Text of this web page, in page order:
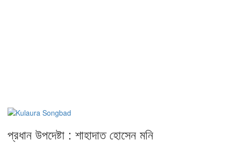
প্রধান উপদেষ্টা : শাহাদাত হোসেন মনি